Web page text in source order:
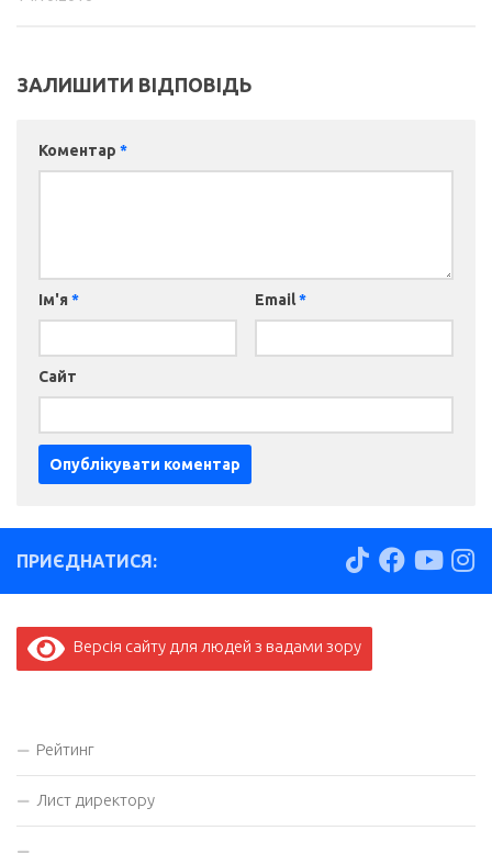
ЗАЛИШИТИ ВІДПОВІДЬ
Коментар *
Ім'я * Email*
Сайт
ПРИЄДНАТИСЯ:
Версія сайту для людей з вадами зору
Рейтинг
Лист директору